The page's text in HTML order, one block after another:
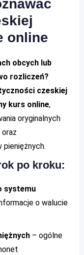
online
obcych lub
rozliczeń?
czeskiej
kurs online,
oryginalnych
pieniężnych.
po kroku:
systemu
o walucie
– ogólne